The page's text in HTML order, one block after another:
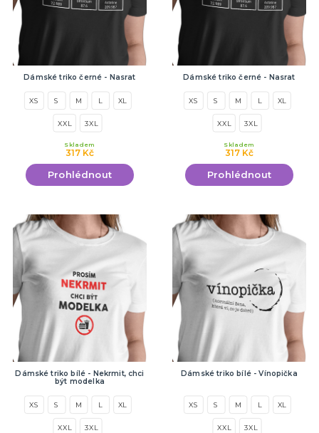
Dámské triko černé - Nasrat
XS S M L XL
XXL 3XL
317 Kč
Skladem
Prohlédnout
Dámské triko černé - Nasrat
XS S M L XL
XXL 3XL
317 Kč
Skladem
Prohlédnout
Dámské triko bílé - Nekrmit, chci
být modelka
XS S M L XL
XXL 3XL
Dámské triko bílé - Vínopička
XS S M L XL
XXL 3XL